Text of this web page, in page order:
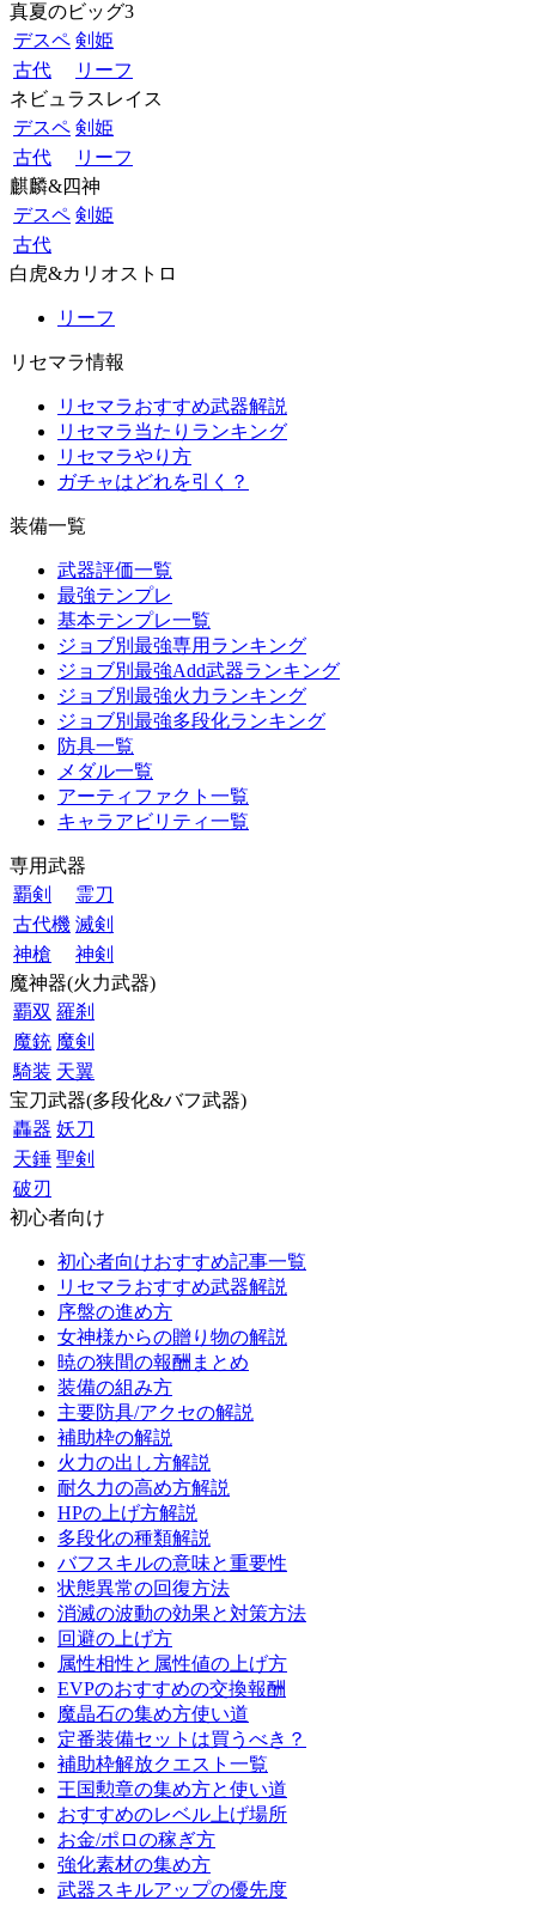
真夏のビッグ3
デスペ 剣姫
古代
リーフ
ネビュラスレイス
デスペ 剣姫
古代
リーフ
麒麟&四神
デスペ 剣姫
古代
白虎&カリオストロ
リーフ
リセマラ情報
リセマラおすすめ武器解説
リセマラ当たりランキング
リセマラやり方
ガチャはどれを引く？
装備一覧
武器評価一覧
最強テンプレ
基本テンプレ一覧
ジョブ別最強専用ランキング
ジョブ別最強Add武器ランキング
ジョブ別最強火力ランキング
ジョブ別最強多段化ランキング
防具一覧
メダル一覧
アーティファクト一覧
キャラアビリティ一覧
専用武器
覇剣
霊刀
古代機 滅剣
神槍
神剣
魔神器(火力武器)
覇双 羅刹
魔銃 魔剣
騎装 天翼
宝刀武器(多段化&バフ武器)
轟器 妖刀
天錘 聖剣
破刃
初心者向け
初心者向けおすすめ記事一覧
リセマラおすすめ武器解説
序盤の進め方
女神様からの贈り物の解説
暁の狭間の報酬まとめ
装備の組み方
主要防具/アクセの解説
補助枠の解説
火力の出し方解説
耐久力の高め方解説
HPの上げ方解説
多段化の種類解説
バフスキルの意味と重要性
状態異常の回復方法
消滅の波動の効果と対策方法
回避の上げ方
属性相性と属性値の上げ方
EVPのおすすめの交換報酬
魔晶石の集め方使い道
定番装備セットは買うべき？
補助枠解放クエスト一覧
王国勲章の集め方と使い道
おすすめのレベル上げ場所
お金/ポロの稼ぎ方
強化素材の集め方
武器スキルアップの優先度